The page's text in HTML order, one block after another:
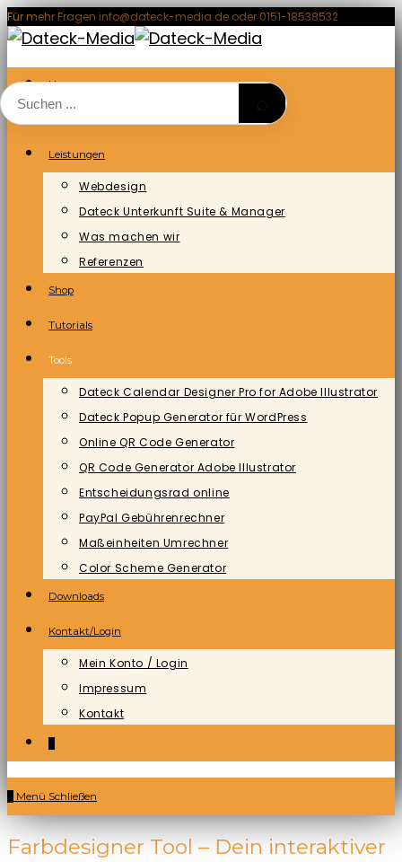
Zum
Inhalt
springen
Für mehr Fragen info@dateck-media.de oder 0151-18538532
Home
Leistungen
Webdesign
Dateck Unterkunft Suite & Manager
Was machen wir
Referenzen
Shop
Tutorials
Tools
Dateck Calendar Designer Pro for Adobe Illustrator
Dateck Popup Generator für WordPress
Online QR Code Generator
QR Code Generator Adobe Illustrator
Entscheidungsrad online
PayPal Gebührenrechner
Maßeinheiten Umrechner
Color Scheme Generator
Downloads
Kontakt/Login
Mein Konto / Login
Impressum
Kontakt
Menü Schließen
Farbdesigner Tool – Dein interaktiver